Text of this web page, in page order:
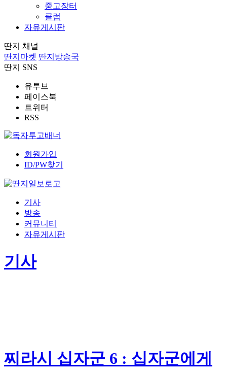
중고장터
클럽
자유게시판
딴지 채널
딴지마켓 딴지방송국
딴지 SNS
유투브
페이스북
트위터
RSS
회원가입
ID/PW찾기
기사
방송
커뮤니티
자유게시판
기사
찌라시 십자군 6 : 십자군에게